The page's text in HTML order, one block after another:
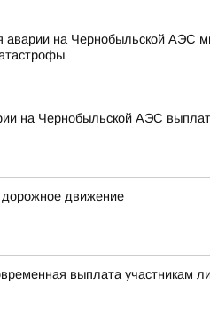
аварии на Чернобыльской АЭС
на Чернобыльской АЭС
движение
выплата участникам